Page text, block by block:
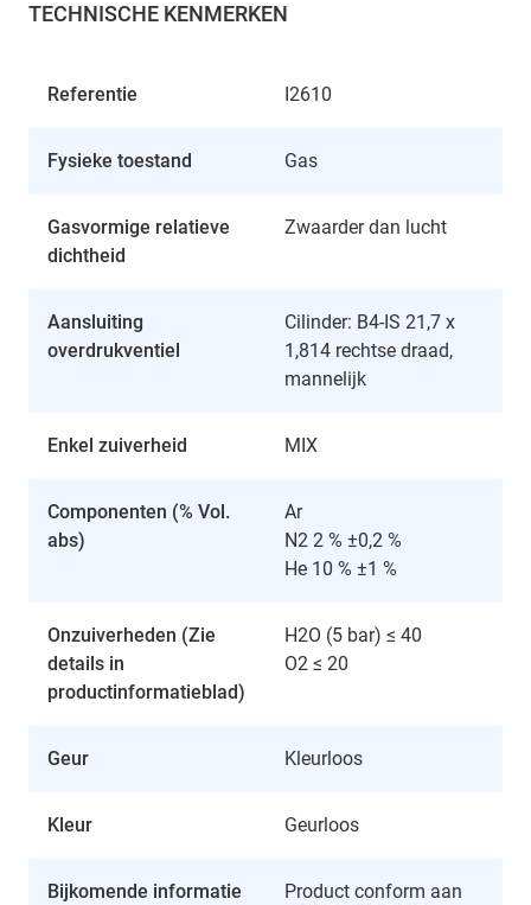
TECHNISCHE KENMERKEN
Referentie I2610
Fysieke toestand Gas
Gasvormige relatieve
dichtheid
Zwaarder dan lucht
Aansluiting
overdrukventiel
Cilinder: B4-IS 21,7 x
1,814 rechtse draad,
mannelijk
Enkel zuiverheid MIX
Componenten (% Vol.
abs)
Ar
N2 2 % ±0,2 %
He 10 % ±1 %
Onzuiverheden (Zie
details in
productinformatieblad)
H2O (5 bar) ≤ 40
O2 ≤ 20
Geur Kleurloos
Kleur Geurloos
Bijkomende informatie
Product conform aan